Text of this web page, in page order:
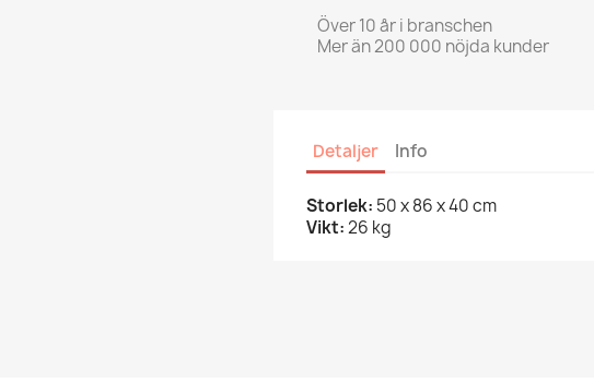
Över 10 år i branschen
Mer än 200 000 nöjda kunder
Detaljer Info
Storlek: 50 x 86 x 40 cm
Vikt:26 kg